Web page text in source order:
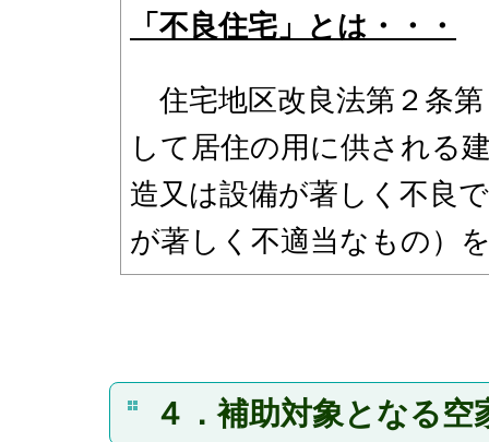
「不良住宅」とは・・・
住宅地区改良法第２条
して居住の用に供される
造又は設備が著しく不良
が著しく不適当なもの）
４．補助対象となる空